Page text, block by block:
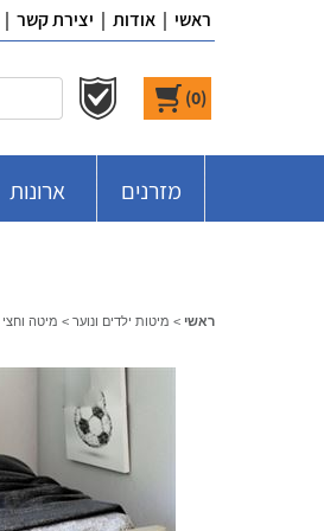
ראשי | אודות | יצירת קשר |
(
0
)
מזרנים ארונות
ראשי > מיטות ילדים ונוער > מיטה וחצי